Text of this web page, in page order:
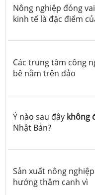
Nông nghiệp đóng
kinh tế là đặc điểm
Các trung tâm công
bê nằm trên đảo
Ý nào sau đây không
Nhật Bản?
Sản xuất nông
hướng thâm canh vì